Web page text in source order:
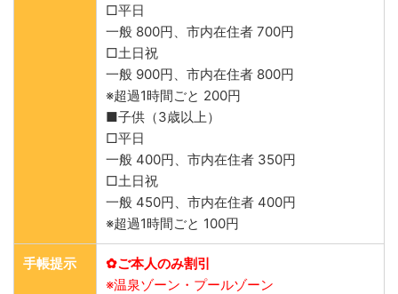
□平日
一般 800円、市内在住者 700円
□土日祝
一般 900円、市内在住者 800円
※超過1時間ごと 200円
■子供（3歳以上）
□平日
一般 400円、市内在住者 350円
□土日祝
一般 450円、市内在住者 400円
※超過1時間ごと 100円
手帳提示
✿ご本人のみ割引
※温泉ゾーン・プールゾーン